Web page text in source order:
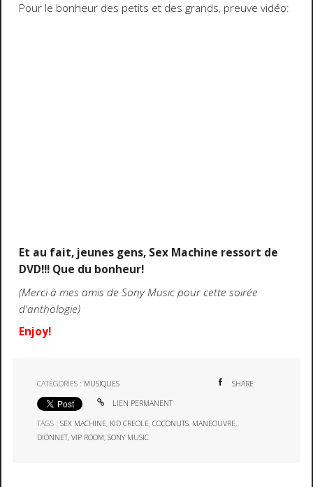
Pour le bonheur des petits et des grands, preuve vidéo:
Et au fait, jeunes gens, Sex Machine ressort de
DVD!!! Que du bonheur!
(Merci à mes amis de Sony Music pour cette soirée
d'anthologie)
Enjoy!
CATÉGORIES : MUSIQUES SHARE
LIEN PERMANENT
TAGS :SEX MACHINE, KID CREOLE,COCONUTS, MANEOUVRE,
DIONNET,VIP ROOM,SONY MUSIC